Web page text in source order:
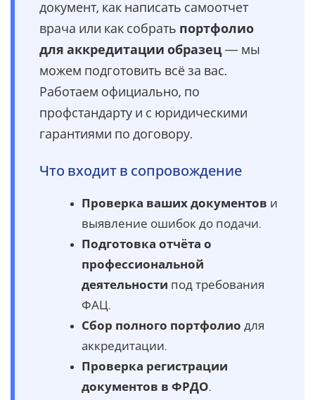
документ, как написать самоотчет
врача или как собрать портфолио
для аккредитации образец— мы
можем подготовить всё за вас.
Работаем официально, по
профстандарту и с юридическими
гарантиями по договору.
Что входит в сопровождение
Проверка ваших документов и
выявление ошибок до подачи.
Подготовка отчёта о
профессиональной
деятельности под требования
ФАЦ.
Сбор полного портфолио для
аккредитации.
Проверка регистрации
документов в ФРДО.